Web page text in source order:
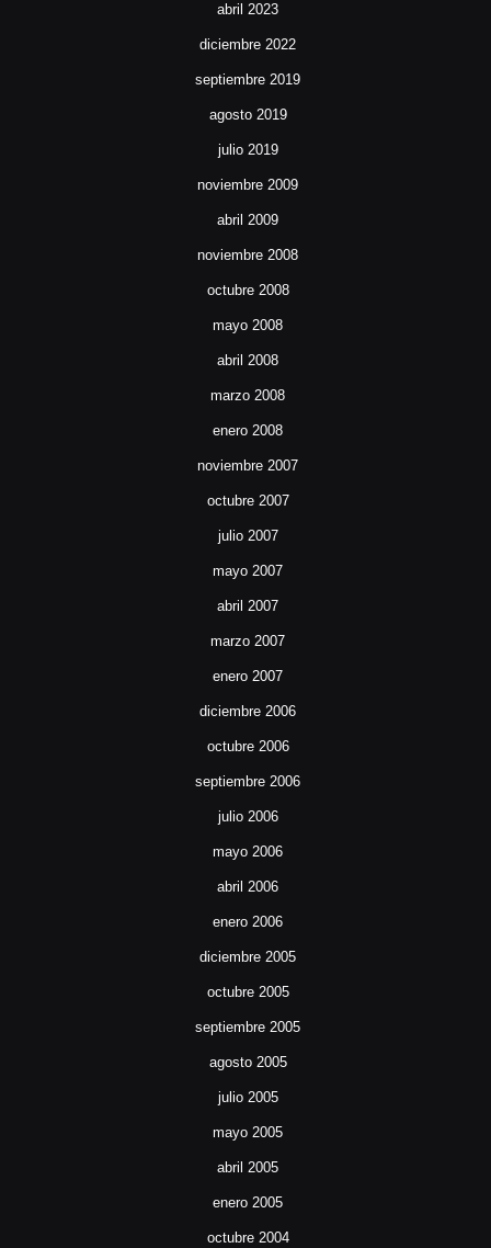
abril 2023
diciembre 2022
septiembre 2019
agosto 2019
julio 2019
noviembre 2009
abril 2009
noviembre 2008
octubre 2008
mayo 2008
abril 2008
marzo 2008
enero 2008
noviembre 2007
octubre 2007
julio 2007
mayo 2007
abril 2007
marzo 2007
enero 2007
diciembre 2006
octubre 2006
septiembre 2006
julio 2006
mayo 2006
abril 2006
enero 2006
diciembre 2005
octubre 2005
septiembre 2005
agosto 2005
julio 2005
mayo 2005
abril 2005
enero 2005
octubre 2004